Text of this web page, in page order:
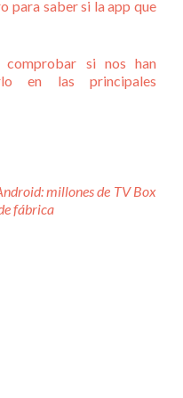
para saber si la app que
comprobar si nos han
en las principales
millones de TV Box
fábrica